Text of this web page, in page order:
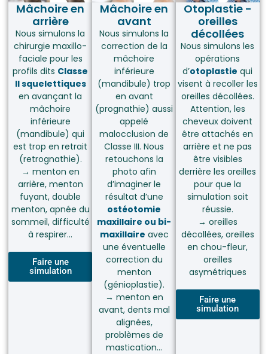
Mâchoire en
arrière
Nous simulons la
chirurgie maxillo-
faciale pour les
profils dits Classe
II squelettiques
en avançant la
mâchoire
inférieure
(mandibule) qui
est trop en retrait
(retrognathie).
→ menton en
arrière, menton
fuyant, double
menton, apnée du
sommeil, difficulté
à respirer…
Faire une
simulation
Mâchoire en
avant
Nous simulons la
correction de la
mâchoire
inférieure
(mandibule) trop
en avant
(prognathie) aussi
appelé
malocclusion de
Classe III. Nous
retouchons la
photo afin
d’imaginer le
résultat d’une
ostéotomie
maxillaire ou bi-
maxillaire avec
une éventuelle
correction du
menton
(génioplastie).
→ menton en
avant, dents mal
alignées,
problèmes de
mastication…
Otoplastie -
oreilles
décollées
Nous simulons les
opérations
d’otoplastie qui
visent à recoller les
oreilles décollées.
Attention, les
cheveux doivent
être attachés en
arrière et ne pas
être visibles
derrière les oreilles
pour que la
simulation soit
réussie.
→ oreilles
décollées, oreilles
en chou-fleur,
oreilles
asymétriques
Faire une
simulation